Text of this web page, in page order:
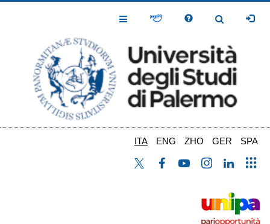
Toggle
Toggle
ITA ENG ZHO GER SPA